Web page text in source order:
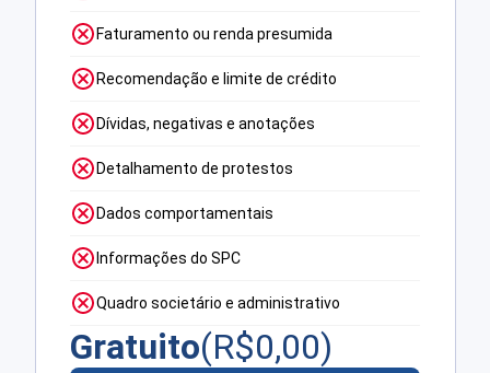
Faturamento ou renda presumida
Recomendação e limite de crédito
Dívidas, negativas e anotações
Detalhamento de protestos
Dados comportamentais
Informações do SPC
Quadro societário e administrativo
Gratuito(R$0,00)